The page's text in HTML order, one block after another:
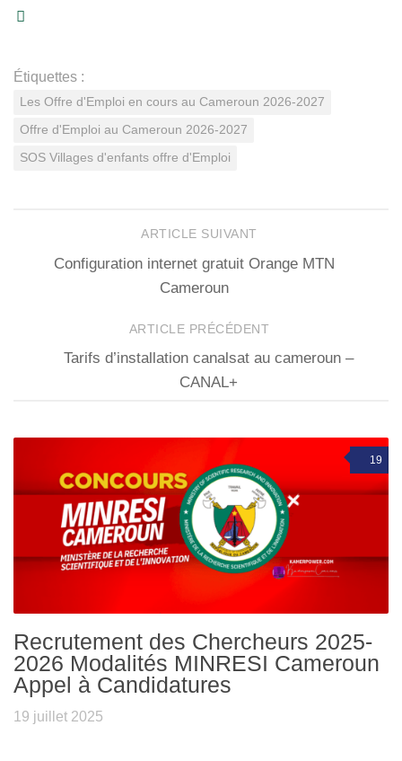
Étiquettes :
Les Offre d'Emploi en cours au Cameroun 2026-2027
Offre d'Emploi au Cameroun 2026-2027
SOS Villages d'enfants offre d'Emploi
ARTICLE SUIVANT
Configuration internet gratuit Orange MTN
Cameroun
ARTICLE PRÉCÉDENT
Tarifs d’installation canalsat au cameroun –
CANAL+
19
Recrutement des Chercheurs 2025-
2026 Modalités MINRESI Cameroun
Appel à Candidatures
19 juillet 2025